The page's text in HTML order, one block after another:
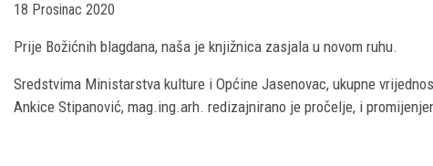
18 Prosinac 2020
Prije Božićnih blagdana, naša je knjižnica zasjala u novom ruhu.
Sredstvima Ministarstva kulture i Općine Jasenovac, ukupne
Ankice Stipanović, mag.ing.arh. redizajnirano je pročelje, i